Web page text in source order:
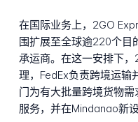
在国际业务上，2GO
围扩展至全球逾220个目
承运商。在这一安排下
理，FedEx负责跨境运输
门为有大批量跨境货物
服务，并在Mindanao新